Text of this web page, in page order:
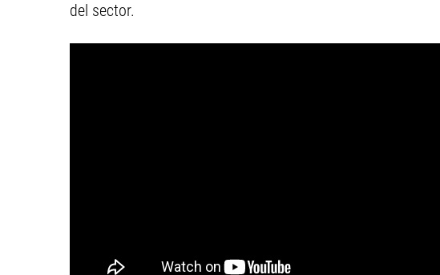
del sector.